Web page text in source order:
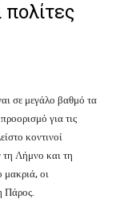
πολίτες
σε μεγάλο βαθμό τα
για τις
κοντινοί
τη Λήμνο και τη
οι
Πάρος.